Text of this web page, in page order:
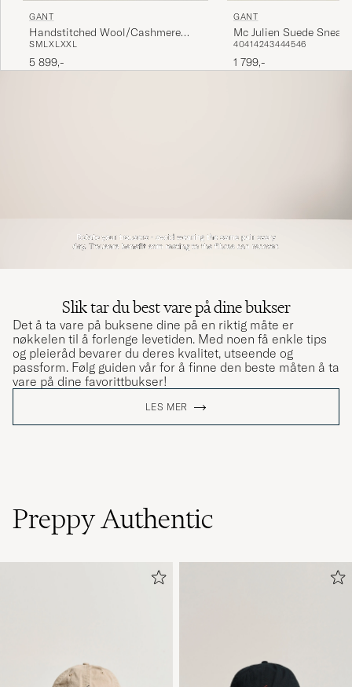
GANT
Handstitched Wool/Cashmere
Jacket Evening Blue
SMLXLXXL
5 899,-
GANT
Mc Julien Suede
Brown
40414243444546
1 799,-
Slik tar du best vare på dine bukser
Det å ta vare på buksene dine på en riktig måte er
nøkkelen til å forlenge levetiden. Med noen få enkle tips
og pleieråd bevarer du deres kvalitet, utseende og
passform. Følg guiden vår for å finne den beste måten å ta
vare på dine favorittbukser!
LES MER
Preppy Authentic